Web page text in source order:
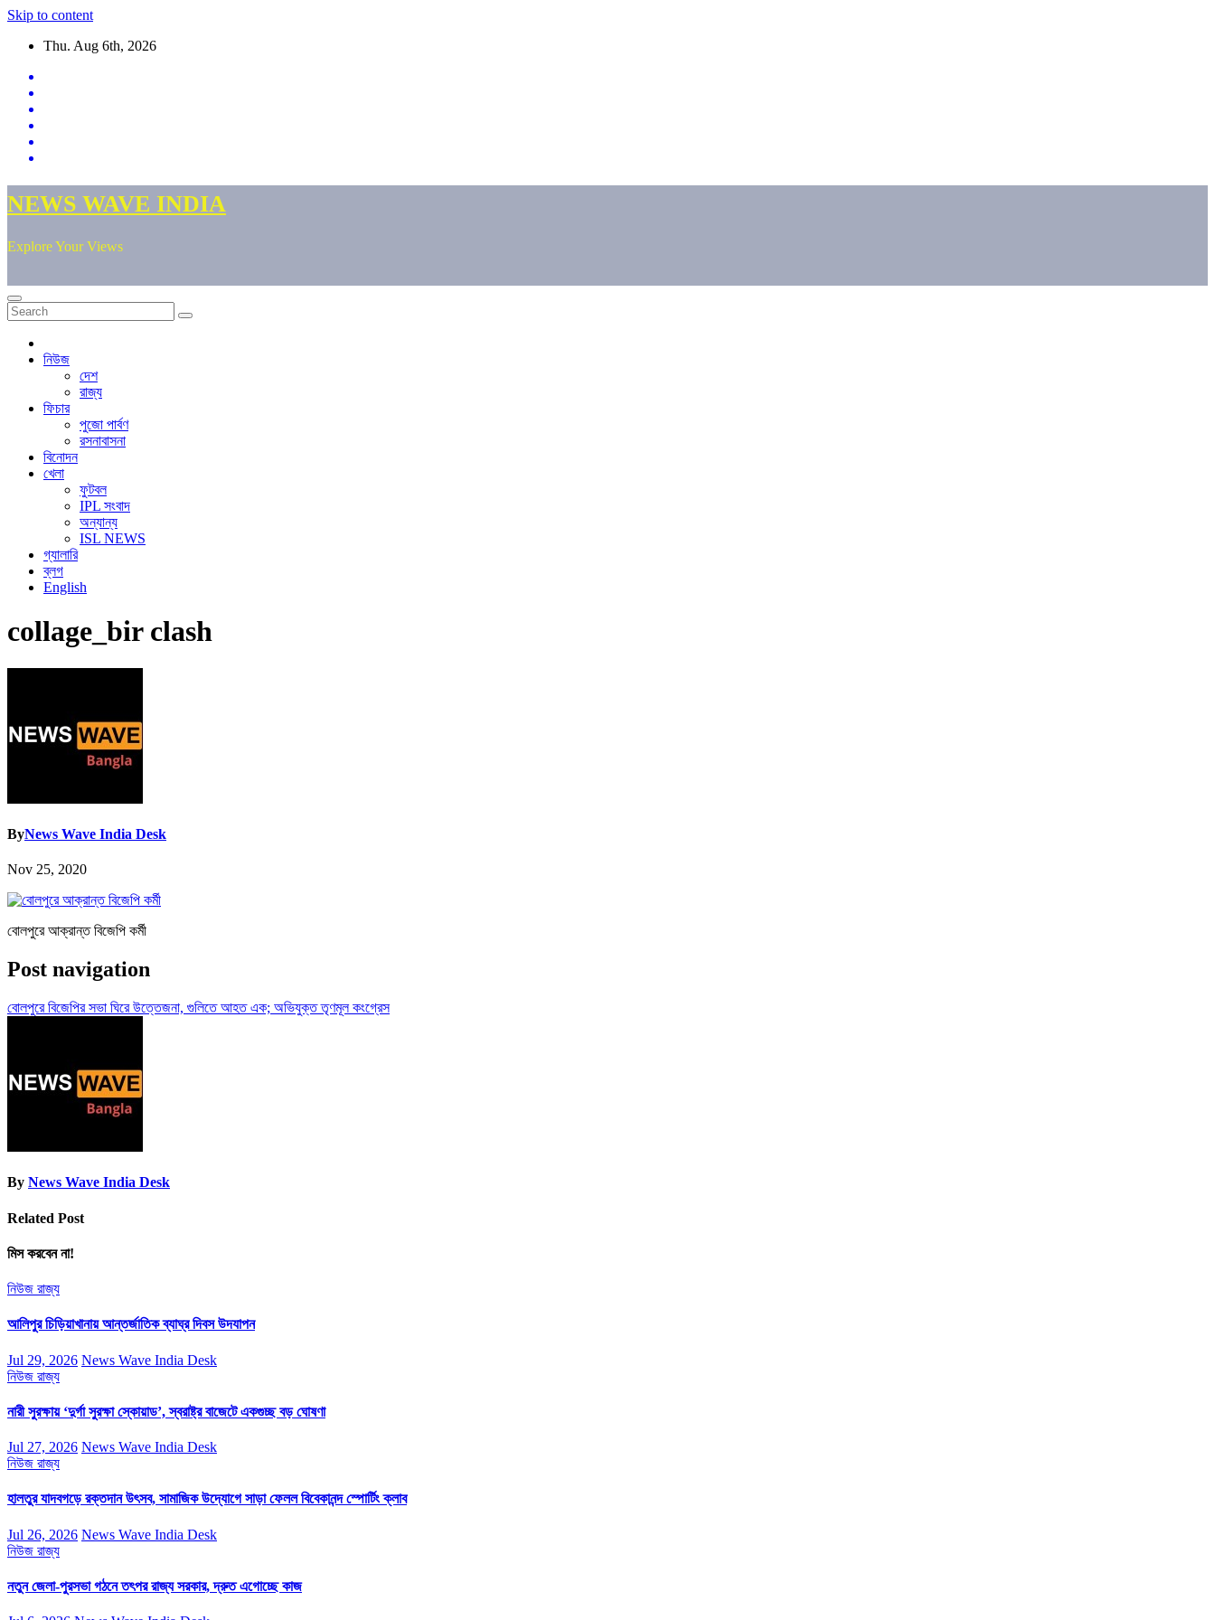
Skip to content
Thu. Aug 6th, 2026
NEWS WAVE INDIA
Explore Your Views
নিউজ
দেশ
রাজ্য
ফিচার
পুজো পার্বণ
রসনাবাসনা
বিনোদন
খেলা
ফুটবল
IPL সংবাদ
অন্যান্য
ISL NEWS
গ্যালারি
ব্লগ
English
collage_bir clash
ByNews Wave India Desk
Nov 25, 2020
বোলপুরে আক্রান্ত বিজেপি কর্মী
Post navigation
বোলপুরে বিজেপির সভা ঘিরে উত্তেজনা, গুলিতে আহত এক; অভিযুক্ত তৃণমূল কংগ্রেস
By News Wave India Desk
Related Post
মিস করবেন না!
নিউজ রাজ্য
আলিপুর চিড়িয়াখানায় আন্তর্জাতিক ব্যাঘ্র দিবস উদযাপন
Jul 29, 2026 News Wave India Desk
নিউজ রাজ্য
নারী সুরক্ষায় ‘দুর্গা সুরক্ষা স্কোয়াড’, স্বরাষ্ট্র বাজেটে একগুচ্ছ বড় ঘোষণা
Jul 27, 2026 News Wave India Desk
নিউজ রাজ্য
হালতুর যাদবগড়ে রক্তদান উৎসব, সামাজিক উদ্যোগে সাড়া ফেলল বিবেকানন্দ স্পোর্টিং ক্লাব
Jul 26, 2026 News Wave India Desk
নিউজ রাজ্য
নতুন জেলা-পুরসভা গঠনে তৎপর রাজ্য সরকার, দ্রুত এগোচ্ছে কাজ